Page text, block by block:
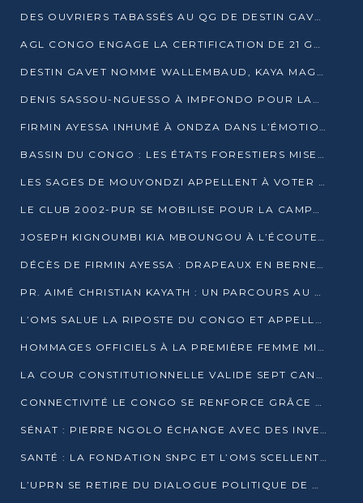
DES OUVRIERS TABASSÉS AU QG DE DESTIN GAVET À 24 HEURES DE L’OUVERTURE DE LA CAMPAGNE
AGL CONGO ENGAGE LA CERTIFICATION DE 21 GRUTIERS AUX NORMES INTERNATIONALES
DESTIN GAVET NOMME WALLEMBAUD, KAYA MAGANE, BOUDZIKA ET MBOUSSA-ELLAH AUX COMMANDES DE SA CAMPAGNE
DENIS SASSOU-NGUESSO À IMPFONDO POUR LANCER LE CORRIDOR 13
FIRMIN AYESSA INHUMÉ À ONDZA DANS L’ÉMOTION ET LE RECUEILLEMENT
BASSIN DU CONGO : LES ÉTATS FORESTIERS MISENT SUR LES MARCHÉS CARBONE
LES SAGES DE MOUYONDZI APPELLENT À VOTER DENIS SASSOU-NGUESSO
LE CLUB 2002-PUR SE MOBILISE POUR LA CAMPAGNE
JOSEPH KIGNOUMBI KIA MBOUNGOU À L’ÉCOUTE DE TALANGAÏ
DÉCÈS DE FIRMIN AYESSA : DRAPEAUX EN BERNE LUNDI
PR. AIMÉ CHRISTIAN KAYATH : UN PARCOURS AU SERVICE DE LA RECHERCHE ET DE L’INNOVATION
L’OMS SALUE LA RIPOSTE DU CONGO ET APPELLE À DES RÉFORMES DURABLES
HOMMAGES OFFICIELS À LA PREMIÈRE FEMME MINISTRE DU CONGO
LA COUR CONSTITUTIONNELLE VALIDE SEPT CANDIDATURES POUR LA PRÉSIDENTIELLE
CONNECTIVITÉ LE CONGO SE RENFORCE GRÂCE AU CÂBLE 2AFRICA
SÉNAT : PIERRE NGOLO ÉCHANGE AVEC DES INVESTISSEURS DU NUMÉRIQUE
SANTÉ : LA FONDATION SNPC ET L’OMS SCELLENT UN PARTENARIAT STRATÉGIQUE DE TROIS ANS
L’UPRN SE RETIRE DU DIALOGUE POLITIQUE DE DJAMBALA : TENSIONS DANS LE PRÉ-ÉLECTORAL CONGOLAIS